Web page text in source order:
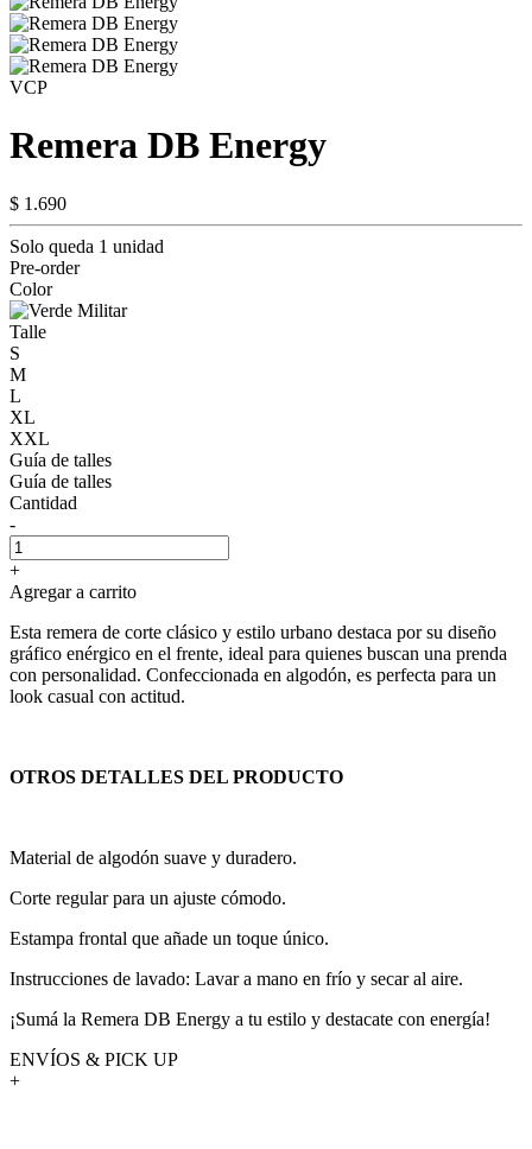
VCP
Remera DB Energy
$ 1.690
Solo queda 1 unidad
Pre-order
Color
Talle
S
M
L
XL
XXL
Guía de talles
Guía de talles
Cantidad
-
+
Agregar a carrito
Esta remera de corte clásico y estilo urbano destaca por su diseño
gráfico enérgico en el frente, ideal para quienes buscan una prenda
con personalidad. Confeccionada en algodón, es perfecta para un
look casual con actitud.
OTROS DETALLES DEL PRODUCTO
Material de algodón suave y duradero.
Corte regular para un ajuste cómodo.
Estampa frontal que añade un toque único.
Instrucciones de lavado: Lavar a mano en frío y secar al aire.
¡Sumá la Remera DB Energy a tu estilo y destacate con energía!
ENVÍOS & PICK UP
+